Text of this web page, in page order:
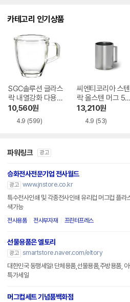
카테고리 인기상품
SGC솔루션 글라스
락 내열강화 다용도
머그 350ml
10,560원
4.9 (599)
씨엔티코리아 스텐
락 올스텐 머그 50
0ml
13,210원
4.9 (53)
파워링크 광고
승화전사전문기업 전사월드
광고 www.jnstore.co.kr
특수전사인쇄 및 각종전사인쇄 유리컵 머그컵 플라
색가능
전사용품 전사부자재 프린터프레스
선물용품은 엘토리
광고 smartstore.naver.com/eltory
대한민국 동행세일! 단체용품,선물용품,주방용품,
특가세일
머그컵세트 기념품백화점